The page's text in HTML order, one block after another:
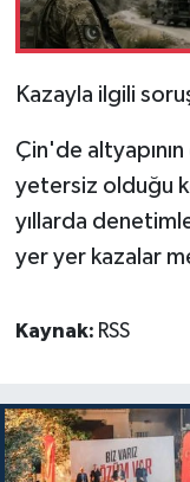
Kazayla ilgili
Çin'de
yetersiz olduğu
yıllarda
yer yer kazalar
Kaynak: RSS